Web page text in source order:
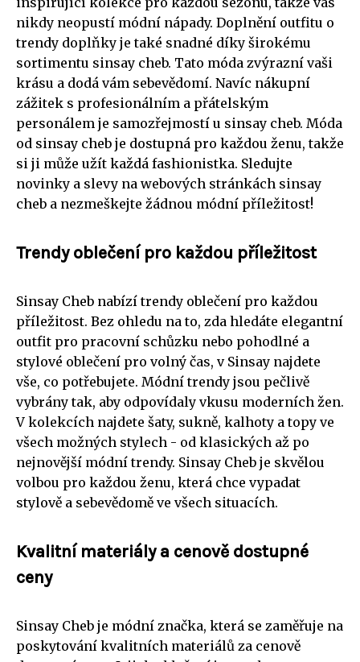
nikdy neopustí módní nápady. Doplnění outfitu o
trendy doplňky je také snadné díky širokému
sortimentu sinsay cheb. Tato móda zvýrazní vaši
krásu a dodá vám sebevědomí. Navíc nákupní
zážitek s profesionálním a přátelským
personálem je samozřejmostí u sinsay cheb. Móda
od sinsay cheb je dostupná pro každou ženu, takže
si ji může užít každá fashionistka. Sledujte
novinky a slevy na webových stránkách sinsay
cheb a nezmeškejte žádnou módní příležitost!
Trendy oblečení pro každou příležitost
Sinsay Cheb nabízí trendy oblečení pro každou
příležitost. Bez ohledu na to, zda hledáte elegantní
outfit pro pracovní schůzku nebo pohodlné a
stylové oblečení pro volný čas, v Sinsay najdete
vše, co potřebujete. Módní trendy jsou pečlivě
vybrány tak, aby odpovídaly vkusu moderních žen.
V kolekcích najdete šaty, sukně, kalhoty a topy ve
všech možných stylech - od klasických až po
nejnovější módní trendy. Sinsay Cheb je skvělou
volbou pro každou ženu, která chce vypadat
stylově a sebevědomě ve všech situacích.
Kvalitní materiály a cenově dostupné
ceny
Sinsay Cheb je módní značka, která se zaměřuje na
poskytování kvalitních materiálů za cenově